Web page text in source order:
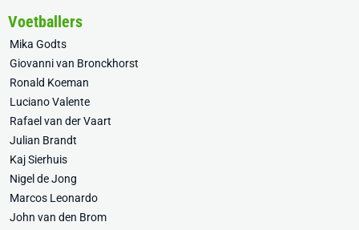
Voetballers
Mika Godts
Giovanni van Bronckhorst
Ronald Koeman
Luciano Valente
Rafael van der Vaart
Julian Brandt
Kaj Sierhuis
Nigel de Jong
Marcos Leonardo
John van den Brom